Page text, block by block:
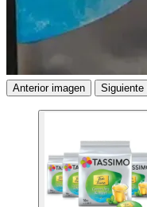
Anterior imagen Siguiente